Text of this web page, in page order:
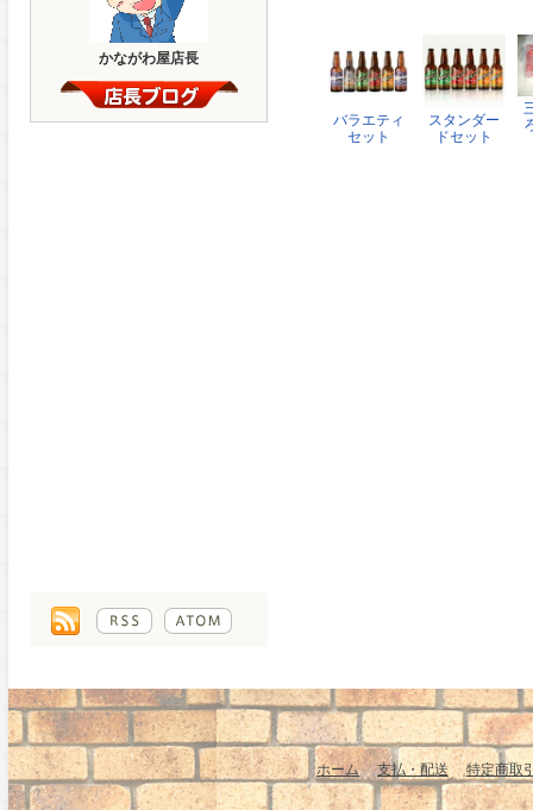
かながわ屋店長
バラエティ
セット
スタンダー
ドセット
ホーム 支払・配送 特定商取